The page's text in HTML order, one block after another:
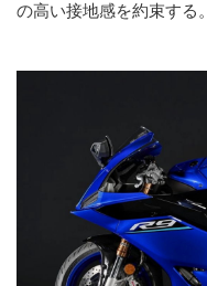
の高い接地感を約束する。